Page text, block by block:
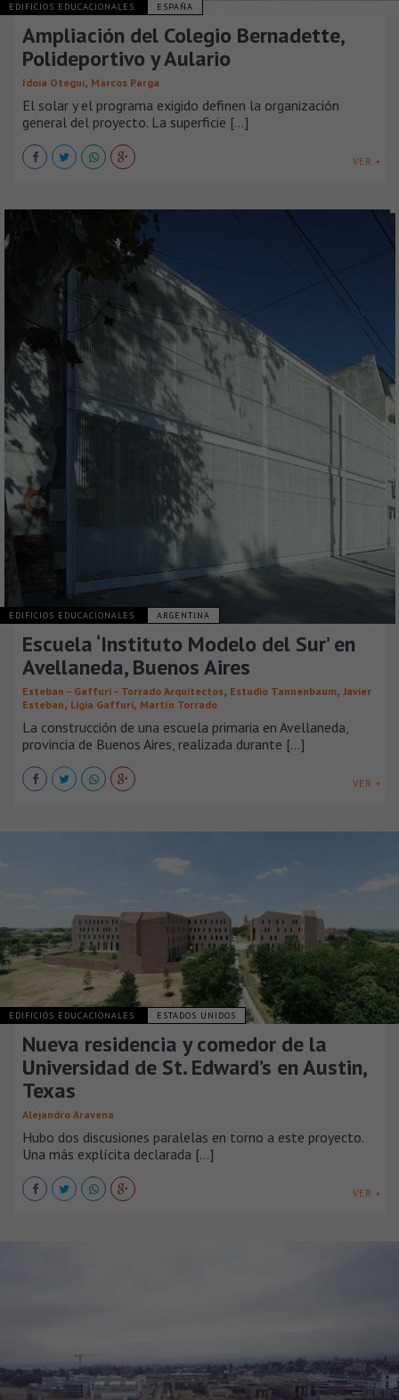
EDIFICIOS EDUCACIONALES ESPAÑA
Ampliación del Colegio Bernadette,
Polideportivo y Aulario
Idoia Otegui, Marcos Parga
El solar y el programa exigido definen la organización
general del proyecto. La superficie [...]
VER +
EDIFICIOS EDUCACIONALES ARGENTINA
Escuela ‘Instituto Modelo del Sur’ en
Avellaneda, Buenos Aires
Esteban – Gaffuri – Torrado Arquitectos, Estudio Tannenbaum, Javier
Esteban, Ligia Gaffuri, Martín Torrado
La construcción de una escuela primaria en Avellaneda,
provincia de Buenos Aires, realizada durante [...]
VER +
EDIFICIOS EDUCACIONALES ESTADOS UNIDOS
Nueva residencia y comedor de la
Universidad de St. Edward’s en Austin,
Texas
Alejandro Aravena
Hubo dos discusiones paralelas en torno a este proyecto.
Una más explícita declarada [...]
VER +